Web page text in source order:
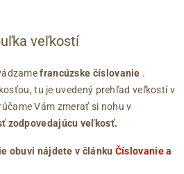
veľkostí
francúzske číslovanie .
tu je uvedený prehľad veľkostí v
Vám zmerať si nohu v
zodpovedajúcu veľkosť.
obuvi nájdete v článku Číslovanie a